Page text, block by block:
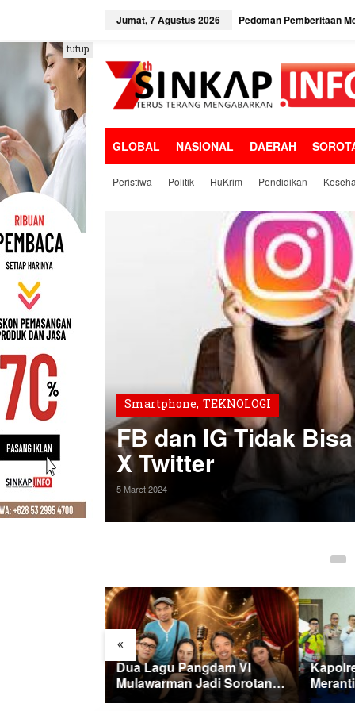
e
k
o
n
t
e
n
Jumat, 7 Agustus 2026 Pedoman Pemberitaan
GLOBAL NASIONAL DAERAH
Peristiwa Politik HuKrim Pendidikan
tutup
Smartphone, TEKNOLOGI
FB dan IG Tidak
X Twitter
5 Maret 2024
«
Dua Lagu Pangdam VI
Mulawarman Jadi Sorotan
di Kompetisi HUT RI
Merah